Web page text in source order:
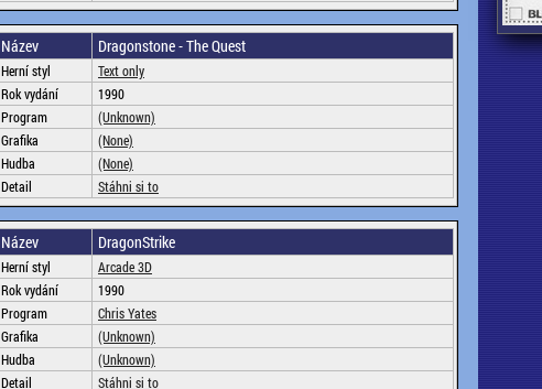
Název Dragonstone - The Quest
Herní styl
Text only
Rok vydání
1990
Program
(Unknown)
Grafika
(None)
Hudba
(None)
Detail
Stáhni si to
Název DragonStrike
Herní styl
Arcade 3D
Rok vydání
1990
Program
Chris Yates
Grafika
(Unknown)
Hudba
(Unknown)
Detail
Stáhni si to